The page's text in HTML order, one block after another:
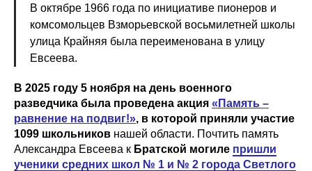
В октябре 1966 года по инициативе пионеров и
комсомольцев Взморьевской восьмилетней школы
улица Крайняя была переименована в улицу
Евсеева.
В 2025 году 5 ноября на день военного
разведчика была проведена акция «Память –
равнение на подвиг!», в которой приняли участие
1099 школьников нашей области. Почтить память
Александра Евсеева к Братской могиле пришли
ученики средних школ № 1 и № 2 города Светлого